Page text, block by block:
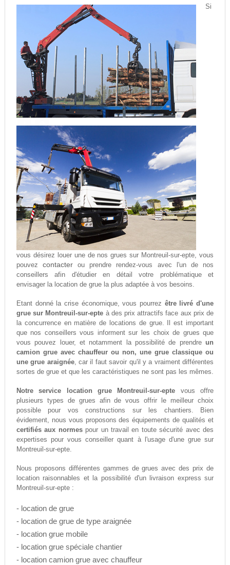
Si
vous désirez louer une de nos grues sur Montreuil-sur-epte, vous
pouvezcontacter ou prendre rendez-vous avec l'un de nos
conseillers afin d'étudier en détail votre problématique et
envisager la location de grue la plus adaptée à vos besoins.
Etant donné la crise économique, vous pourrez être livré d'une
grue sur Montreuil-sur-epte à des prix attractifs face aux prix de
la concurrence en matière de locations de grue. Il est important
que nos conseillers vous informent sur les choix de grues que
vous pouvez louer, et notamment la possibilité de prendreun
camion grue avec chauffeur ou non, une grue classique ou
une grue araignée, car il faut savoir qu'il y a vraiment différentes
sortes de grue et que les caractéristiques ne sont pas les mêmes.
Notre service location grue Montreuil-sur-epte vous offre
plusieurs types de grues afin de vous offrir le meilleur choix
possible pour vos constructions sur les chantiers. Bien
évidement, nous vous proposons des équipements de qualités et
certifiés aux normespour un travail en toute sécurité avec des
expertises pour vous conseiller quant à l'usage d'une grue sur
Montreuil-sur-epte.
Nous proposons différentes gammes de grues avec des prix de
location raisonnables et la possibilité d'un livraison express sur
Montreuil-sur-epte :
- location de grue
- location de grue de type araignée
- location grue mobile
- location grue spéciale chantier
- location camion grue avec chauffeur